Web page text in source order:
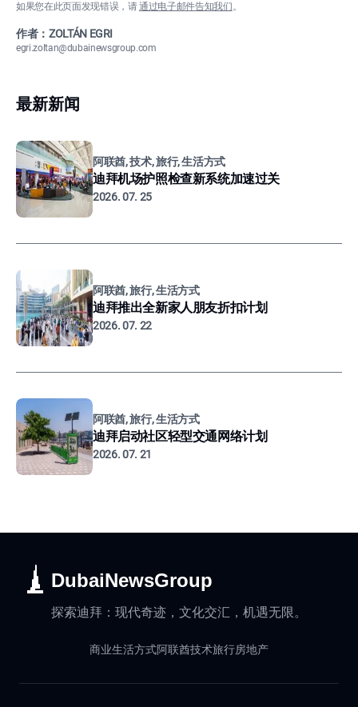
如果您在此页面发现错误，请通过电子邮件告知我们。
作者：ZOLTÁN EGRI
egri.zoltan@dubainewsgroup.com
最新新闻
阿联酋, 技术, 旅行, 生活方式
迪拜机场护照检查新系统加速过关
2026. 07. 25
阿联酋, 旅行, 生活方式
迪拜推出全新家人朋友折扣计划
2026. 07. 22
阿联酋, 旅行, 生活方式
迪拜启动社区轻型交通网络计划
2026. 07. 21
DubaiNewsGroup
探索迪拜：现代奇迹，文化交汇，机遇无限。
商业生活方式阿联酋技术旅行房地产